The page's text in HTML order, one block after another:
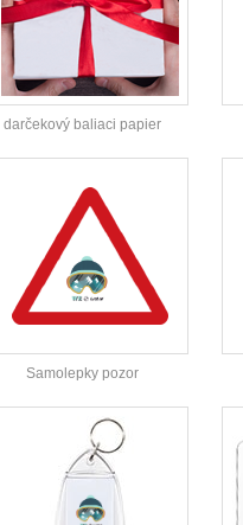
darčekový baliaci papier
Samolepky pozor